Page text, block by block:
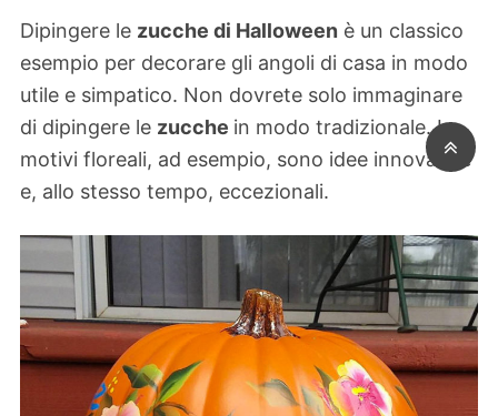
Dipingere le zucche di Halloween è un classico
esempio per decorare gli angoli di casa in modo
utile e simpatico. Non dovrete solo immaginare
di dipingere le zucche in modo tradizionale. I
motivi floreali, ad esempio, sono idee innovative
e, allo stesso tempo, eccezionali.